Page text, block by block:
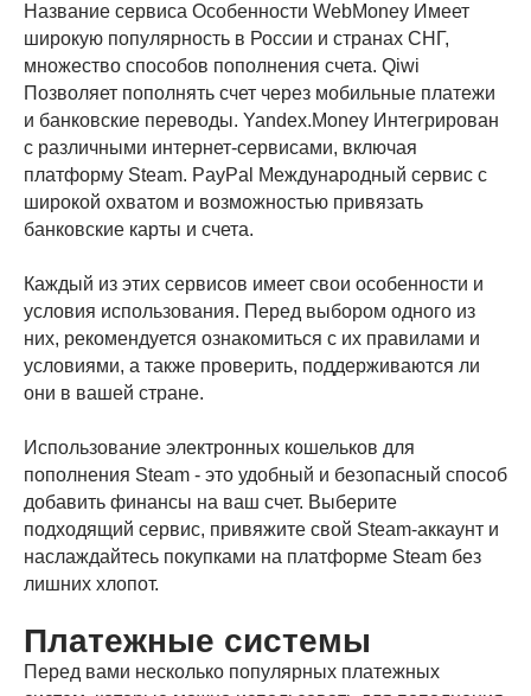
Название сервиса Особенности WebMoney Имеет
широкую популярность в России и странах СНГ,
множество способов пополнения счета. Qiwi
Позволяет пополнять счет через мобильные платежи
и банковские переводы. Yandex.Money Интегрирован
с различными интернет-сервисами, включая
платформу Steam. PayPal Международный сервис с
широкой охватом и возможностью привязать
банковские карты и счета.
Каждый из этих сервисов имеет свои особенности и
условия использования. Перед выбором одного из
них, рекомендуется ознакомиться с их правилами и
условиями, а также проверить, поддерживаются ли
они в вашей стране.
Использование электронных кошельков для
пополнения Steam - это удобный и безопасный способ
добавить финансы на ваш счет. Выберите
подходящий сервис, привяжите свой Steam-аккаунт и
наслаждайтесь покупками на платформе Steam без
лишних хлопот.
Платежные системы
Перед вами несколько популярных платежных